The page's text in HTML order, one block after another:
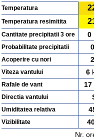
Temperatura
Temperatura resimitita
Cantitate precipitatii 3 ore 0
Probabilitate precipitatii 0
Acoperire cu nori 2
Viteza vantului 6
Rafale de vant 17
Directia vantului
Umiditatea relativa
Vizibilitate
Nr.